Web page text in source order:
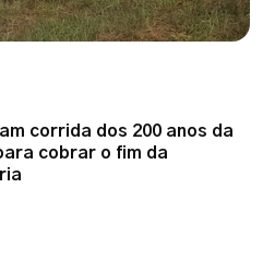
corrida dos 200 anos da
cobrar o fim da